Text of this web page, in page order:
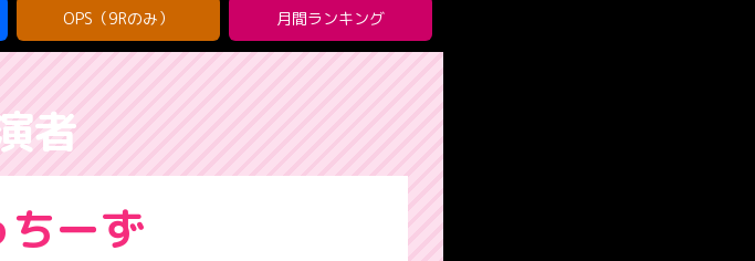
OPS（9Rのみ） 月間ランキング
者
ーず